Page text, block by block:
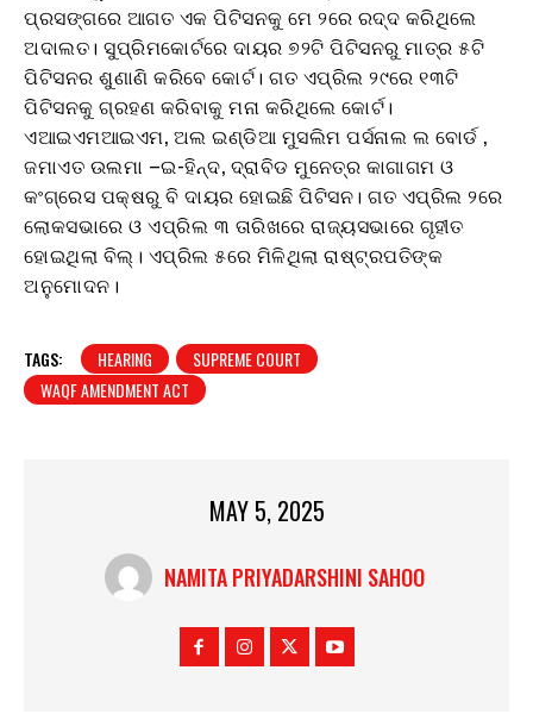
ପ୍ରସଙ୍ଗରେ ଆଗତ ଏକ ପିଟିସନକୁ ମେ ୨ରେ ରଦ୍ଦ କରିଥିଲେ
ଅଦାଲତ। ସୁପ୍ରିମକୋର୍ଟରେ ଦାୟର ୭୨ଟି ପିଟିସନରୁ ମାତ୍ର ୫ଟି
ପିଟିସନର ଶୁଣାଣି କରିବେ କୋର୍ଟ। ଗତ ଏପ୍ରିଲ ୨୯ରେ ୧୩ଟି
ପିଟିସନକୁ ଗ୍ରହଣ କରିବାକୁ ମନା କରିଥିଲେ କୋର୍ଟ।
ଏଆଇଏମଆଇଏମ, ଅଲ ଇଣ୍ଡିଆ ମୁସଲିମ ପର୍ସନାଲ ଲ ବୋର୍ଡ ,
ଜମାଏତ ଉଲମା –ଇ-ହିନ୍ଦ, ଦ୍ରାବିଡ ମୁନେତ୍ର କାଗାଗମ ଓ
କଂଗ୍ରେସ ପକ୍ଷରୁ ବି ଦାୟର ହୋଇଛି ପିଟିସନ। ଗତ ଏପ୍ରିଲ ୨ରେ
ଲୋକସଭାରେ ଓ ଏପ୍ରିଲ ୩ ତାରିଖରେ ରାଜ୍ୟସଭାରେ ଗୃହୀତ
ହୋଇଥିଲା ବିଲ୍। ଏପ୍ରିଲ ୫ରେ ମିଳିଥିଲା ରାଷ୍ଟ୍ରପତିଙ୍କ
ଅନୁମୋଦନ।
TAGS: HEARING
SUPREME COURT
WAQF AMENDMENT ACT
MAY 5, 2025
NAMITA PRIYADARSHINI SAHOO